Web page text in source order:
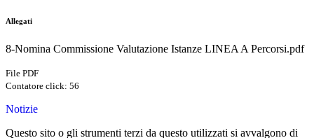
Allegati
8-Nomina Commissione Valutazione Istanze LINEA A Percorsi.pdf
File PDF
Contatore click: 56
Notizie
Questo sito o gli strumenti terzi da questo utilizzati si avvalgono di